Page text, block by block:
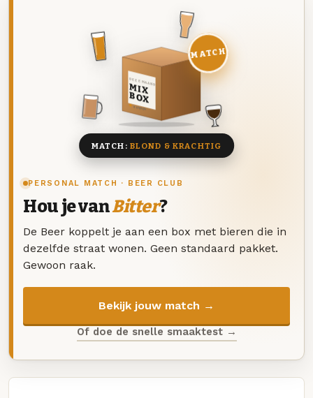
PERSONAL MATCH · BEER CLUB
Hou je vanBitter?
De Beer koppelt je aan een box met bieren die in
dezelfde straat wonen. Geen standaard pakket.
Gewoon raak.
Bekijk jouw match →
Of doe de snelle smaaktest →
DEZE MAAND
MIX
BOX
8 BIEREN
MATCH
MATCH: BLOND & KRACHTIG